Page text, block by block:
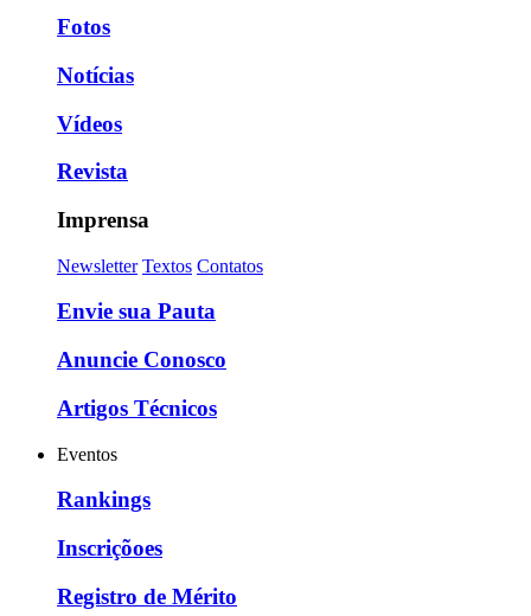
Fotos
Notícias
Vídeos
Revista
Imprensa
Newsletter Textos Contatos
Envie sua Pauta
Anuncie Conosco
Artigos Técnicos
Eventos
Rankings
Inscriçõoes
Registro de Mérito